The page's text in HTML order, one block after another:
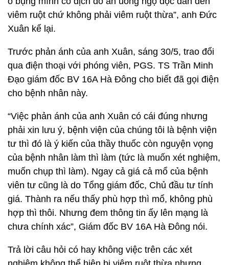
viêm ruột chứ không phải viêm ruột thừa”, anh Đức
Xuân kể lại.
Trước phản ánh của anh Xuân, sáng 30/5, trao đổi
qua điện thoại với phóng viên, PGS. TS Trần Minh
Đạo giám đốc BV 16A Hà Đông cho biết đã gọi điện
cho bệnh nhân này.
“Việc phản ánh của anh Xuân có cái đúng nhưng
phải xin lưu ý, bệnh viện của chúng tôi là bệnh viện
tư thì đó là ý kiến của thầy thuốc còn nguyện vọng
của bệnh nhân làm thì làm (tức là muốn xét nghiệm,
muốn chụp thì làm). Ngay cả giá cả mổ của bệnh
viên tư cũng là do Tổng giám đốc, Chủ đầu tư tính
giá. Thành ra nếu thấy phù hợp thì mổ, không phù
hợp thì thôi. Nhưng đem thông tin ấy lên mạng là
chưa chính xác”, Giám đốc BV 16A Hà Đông nói.
Trả lời câu hỏi có hay không việc trên các xét